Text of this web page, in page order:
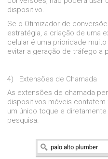
dispositivo.
Se o Otimizador de
estratégia, a criação de uma
celular é uma prioridade
evitar a geração de tráfego a
4) Extensões de Chamada
As extensões de chamada
dispositivos móveis
um único toque e
pesquisa.